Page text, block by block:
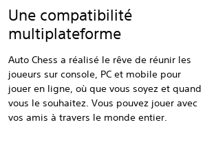
Une compatibilité
multiplateforme
Auto Chess a réalisé le rêve de réunir les
joueurs sur console, PC et mobile pour
jouer en ligne, où que vous soyez et quand
vous le souhaitez. Vous pouvez jouer avec
vos amis à travers le monde entier.